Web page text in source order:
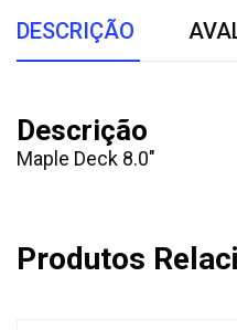
DESCRIÇÃO
Descrição
Maple Deck 8.0″
Produtos